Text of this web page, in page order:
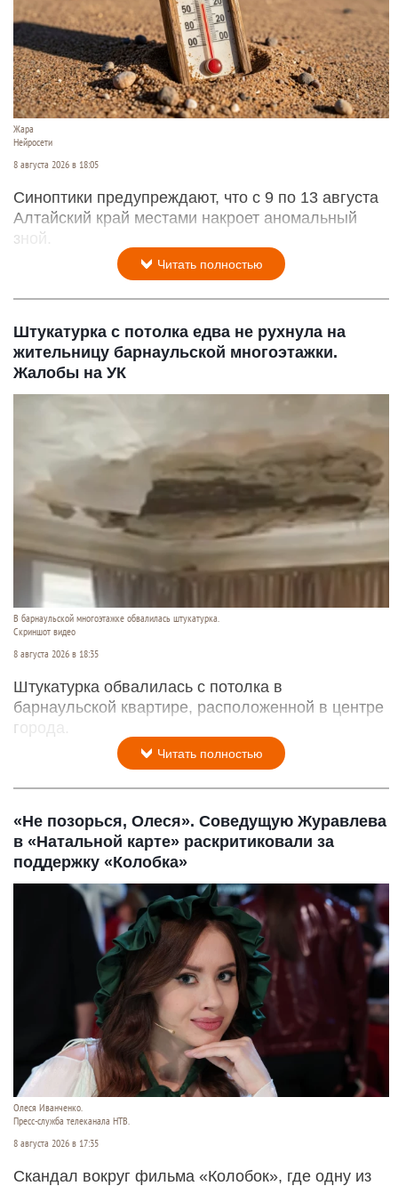
Жара
Нейросети
8 августа 2026 в 18:05
Синоптики предупреждают, что с 9 по 13 августа
Алтайский край местами накроет аномальный
зной.
Читать полностью
Штукатурка с потолка едва не рухнула на
жительницу барнаульской многоэтажки.
Жалобы на УК
В барнаульской многоэтажке обвалилась штукатурка.
Скриншот видео
8 августа 2026 в 18:35
Штукатурка обвалилась с потолка в
барнаульской квартире, расположенной в центре
города.
Читать полностью
«Не позорься, Олеся». Соведущую Журавлева
в «Натальной карте» раскритиковали за
поддержку «Колобка»
Олеся Иванченко.
Пресс-служба телеканала НТВ.
8 августа 2026 в 17:35
Скандал вокруг фильма «Колобок», где одну из